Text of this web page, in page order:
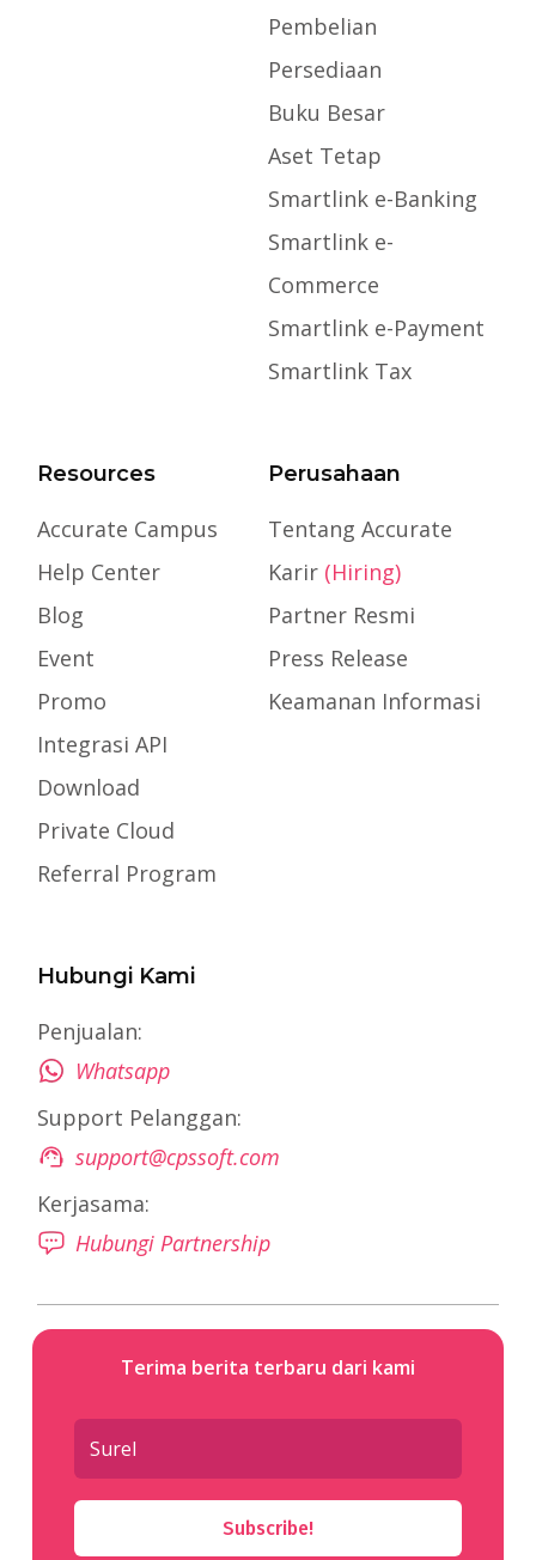
Pembelian
Persediaan
Buku Besar
Aset Tetap
Smartlink e-Banking
Smartlink e-
Commerce
Smartlink e-Payment
Smartlink Tax
Resources
Accurate Campus
Help Center
Blog
Event
Promo
Integrasi API
Download
Private Cloud
Referral Program
Perusahaan
Tentang Accurate
Karir (Hiring)
Partner Resmi
Press Release
Keamanan Informasi
Hubungi Kami
Penjualan:
Whatsapp
Support Pelanggan:
support@cpssoft.com
Kerjasama:
Hubungi Partnership
Terima berita terbaru dari kami
Subscribe!